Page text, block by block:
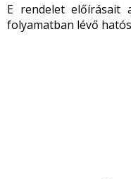
E rendelet előírásait
folyamatban lévő